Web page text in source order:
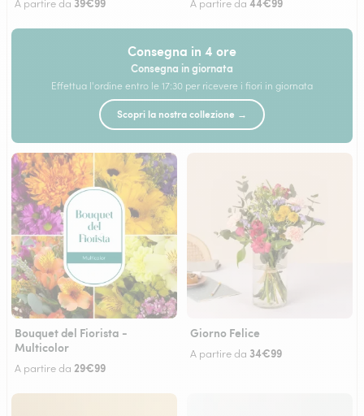
A partire da 39€99 A partire da 44€99
Consegna in 4 ore
Consegna in giornata
Effettua l'ordine entro le 17:30 per ricevere i fiori in giornata
Scopri la nostra collezione →
Bouquet del Fiorista -
Multicolor
A partire da 29€99
Giorno Felice
A partire da 34€99